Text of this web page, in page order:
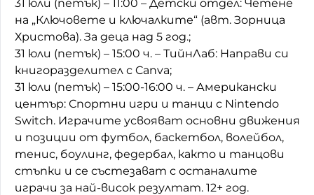
31 юли (петък) – 11:00 – Детски отдел: Четене
на „Ключовете и ключалките“ (авт. Зорница
Христова). За деца над 5 год.;
31 юли (петък) – 15:00 ч. – ТийнЛаб: Направи си
книгоразделител с Canva;
31 юли (петък) – 15:00-16:00 ч. – Американски
център: Спортни игри и танци с Nintendo
Switch. Играчите усвояват основни движения
и позиции от футбол, баскетбол, волейбол,
тенис, боулинг, федербал, както и танцови
стъпки и се състезават с останалите
играчи за най-висок резултат. 12+ год.